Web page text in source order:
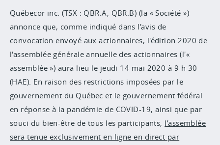
Québecor inc. (TSX : QBR.A, QBR.B) (la « Société »)
annonce que, comme indiqué dans l'avis de
convocation envoyé aux actionnaires, l'édition 2020 de
l'assemblée générale annuelle des actionnaires (l'«
assemblée ») aura lieu le jeudi 14 mai 2020 à 9 h 30
(HAE). En raison des restrictions imposées par le
gouvernement du Québec et le gouvernement fédéral
en réponse à la pandémie de COVID-19, ainsi que par
souci du bien-être de tous les participants, l’assemblée
sera tenue exclusivement en ligne en direct par